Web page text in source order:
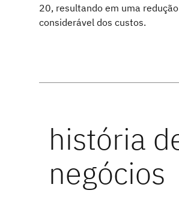
20, resultando em uma redução
considerável dos custos.